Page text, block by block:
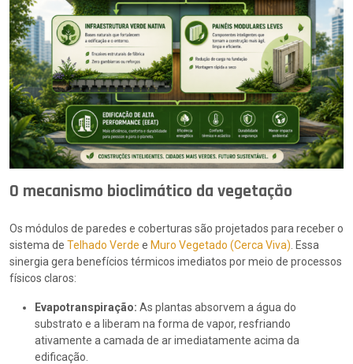
O mecanismo bioclimático da vegetação
Os módulos de paredes e coberturas são projetados para receber o
sistema de Telhado Verde e Muro Vegetado (Cerca Viva) . Essa
sinergia gera benefícios térmicos imediatos por meio de processos
físicos claros:
Evapotranspiração: As plantas absorvem a água do
substrato e a liberam na forma de vapor, resfriando
ativamente a camada de ar imediatamente acima da
edificação.